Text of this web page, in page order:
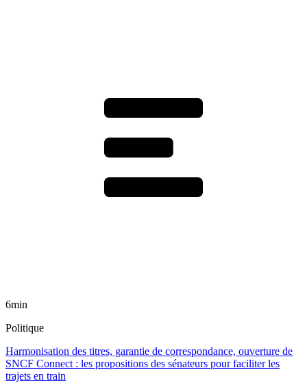
6min
Politique
Harmonisation des titres, garantie de correspondance, ouverture de
SNCF Connect : les propositions des sénateurs pour faciliter les
trajets en train